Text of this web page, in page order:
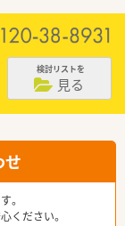
検討リストを
見る
せ
。
ください。